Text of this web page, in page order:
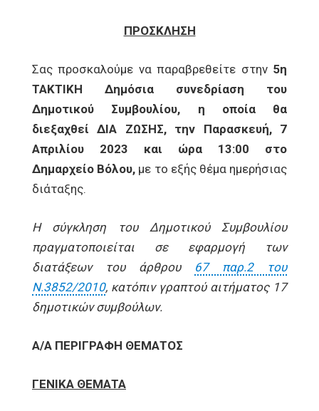
ΠΡΟΣΚΛΗΣΗ
Σας προσκαλούμε να παραβρεθείτε στην5η
ΤΑΚΤΙΚΗ Δημόσια συνεδρίαση του
Δημοτικού Συμβουλίου, η οποία θα
διεξαχθεί ΔΙΑ ΖΩΣΗΣ, την Παρασκευή, 7
Απριλίου 2023 και ώρα 13:00 στο
Δημαρχείο Βόλου, με το εξής θέμα ημερήσιας
διάταξης.
Η σύγκληση του Δημοτικού Συμβουλίου
πραγματοποιείται σε εφαρμογή των
διατάξεων του άρθρου 67 παρ.2 του
Ν.3852/2010, κατόπιν γραπτού αιτήματος 17
δημοτικών συμβούλων.
Α/Α ΠΕΡΙΓΡΑΦΗ ΘΕΜΑΤΟΣ
ΓΕΝΙΚΑ ΘΕΜΑΤΑ